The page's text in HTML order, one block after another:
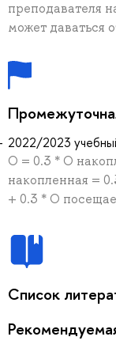
преподавателя
может даваться
2022/2023
О = 0.3 * О
накопленная =
+ 0.3 * О
Список